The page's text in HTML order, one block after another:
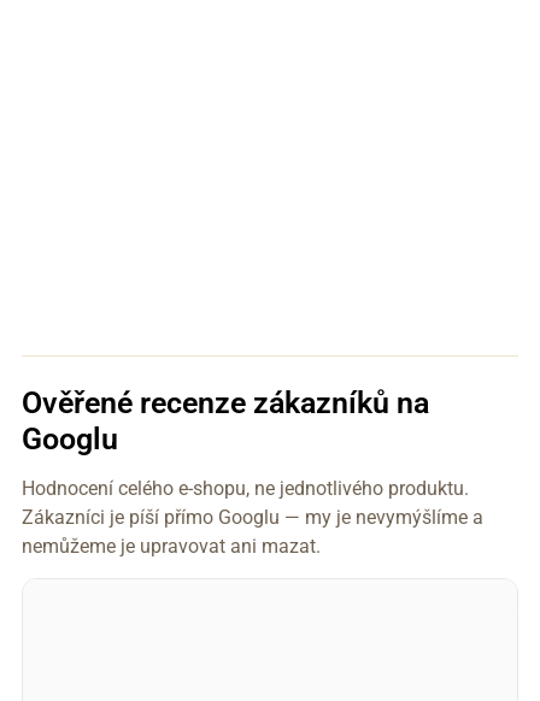
Ověřené recenze zákazníků na
Googlu
Hodnocení celého e-shopu, ne jednotlivého produktu.
Zákazníci je píší přímo Googlu — my je nevymýšlíme a
nemůžeme je upravovat ani mazat.